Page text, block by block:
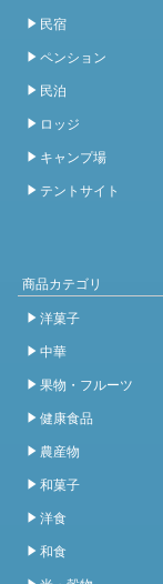
民宿
ペンション
民泊
ロッジ
キャンプ場
テントサイト
商品カテゴリ
洋菓子
中華
果物・フルーツ
健康食品
農産物
和菓子
洋食
和食